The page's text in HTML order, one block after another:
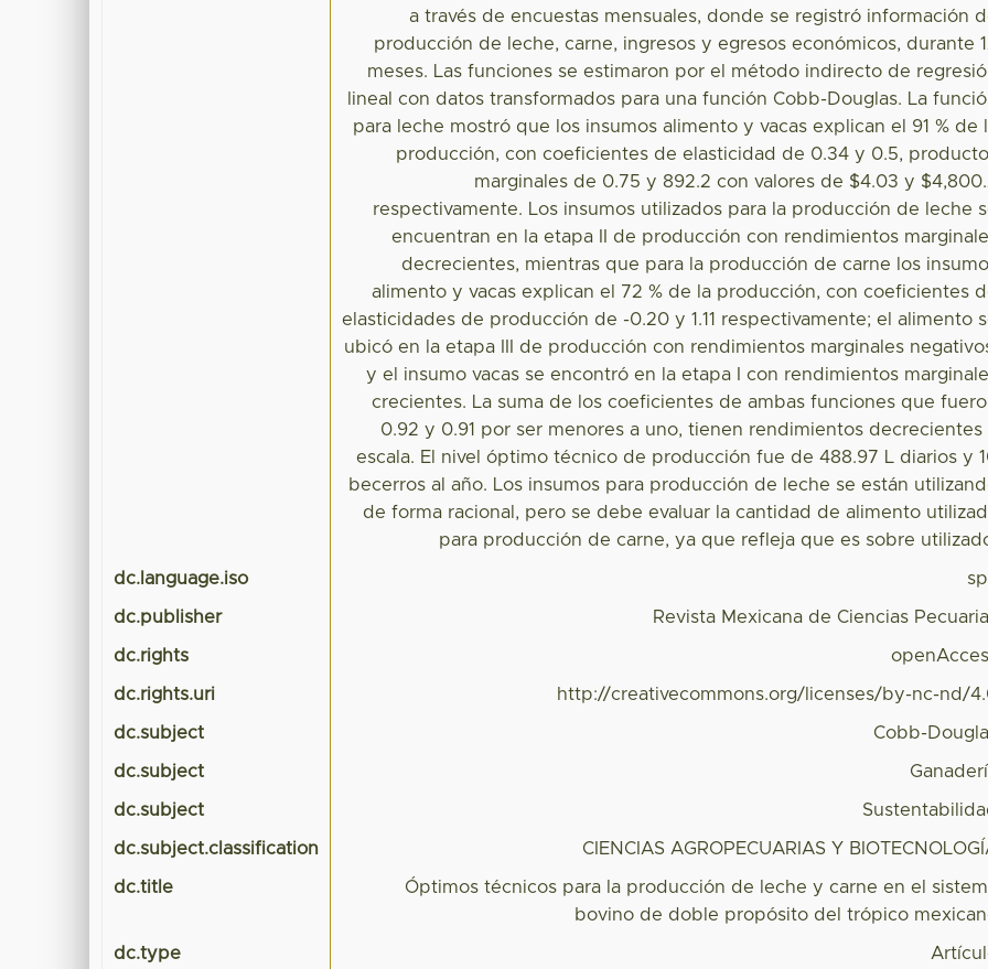
a través de encuestas mensuales, donde se registró información
producción de leche, carne, ingresos y egresos económicos, durante
meses. Las funciones se estimaron por el método indirecto de
lineal con datos transformados para una función Cobb-Douglas. La
para leche mostró que los insumos alimento y vacas explican el 91 % de
producción, con coeficientes de elasticidad de 0.34 y 0.5,
marginales de 0.75 y 892.2 con valores de $4.03 y
respectivamente. Los insumos utilizados para la producción de leche
encuentran en la etapa II de producción con rendimientos
decrecientes, mientras que para la producción de carne los
alimento y vacas explican el 72 % de la producción, con coeficientes
elasticidades de producción de -0.20 y 1.11 respectivamente; el alimento
ubicó en la etapa III de producción con rendimientos marginales
y el insumo vacas se encontró en la etapa I con rendimientos
crecientes. La suma de los coeficientes de ambas funciones que
0.92 y 0.91 por ser menores a uno, tienen rendimientos decrecientes
escala. El nivel óptimo técnico de producción fue de 488.97 L diarios y
becerros al año. Los insumos para producción de leche se están
de forma racional, pero se debe evaluar la cantidad de alimento
para producción de carne, ya que refleja que es sobre
dc.language.iso
dc.publisher Revista Mexicana de Ciencias
dc.rights
dc.rights.uri http://creativecommons.org/licenses/by-nc-nd/
dc.subject Cobb-
dc.subject
dc.subject
dc.subject.classification CIENCIAS AGROPECUARIAS Y
dc.title
Óptimos técnicos para la producción de leche y carne en el
bovino de doble propósito del trópico
dc.type